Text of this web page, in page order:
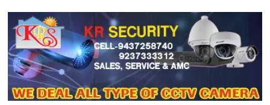
content